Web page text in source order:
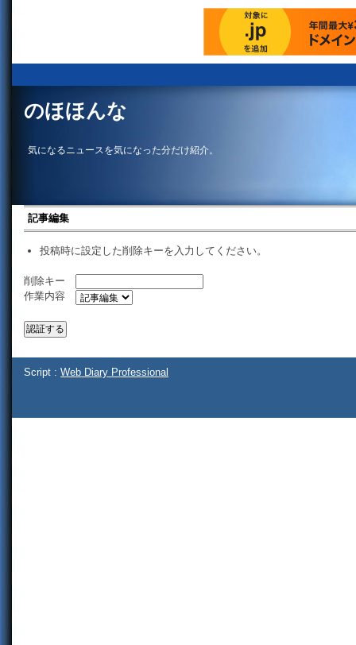
のほほんな
気になるニュースを気になった分だけ紹介。
記事編集
投稿時に設定した削除キーを入力してください。
削除キー
作業内容
Script : Web Diary Professional